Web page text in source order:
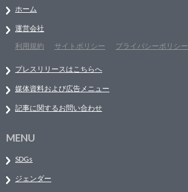
ホーム
運営会社
利用規約
サイトポリシー プライバシーポリシー
プレスリリースはこちらへ
媒体資料および広告メニュー
記事に関するお問い合わせ
MENU
SDGs
ジェンダー